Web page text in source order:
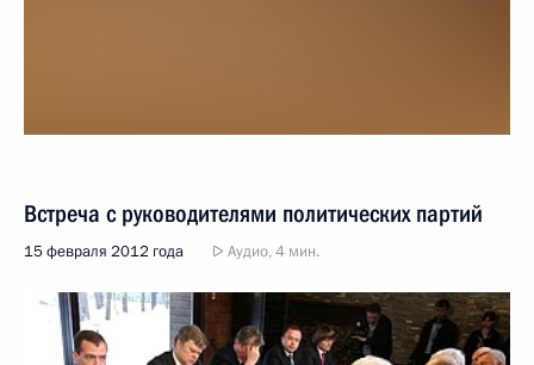
Встреча с руководителями политических партий
15 февраля 2012 года Аудио, 4 мин.